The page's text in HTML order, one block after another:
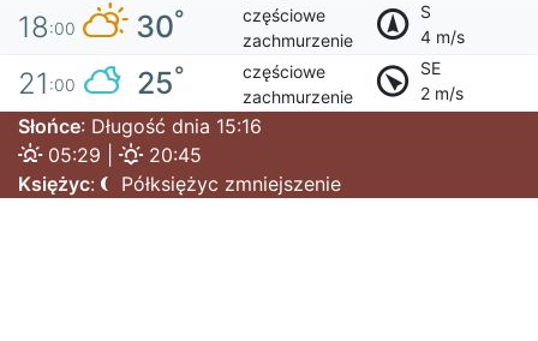
18:00 30°
częściowe
zachmurzenie
S
4 m/s
21 :00 25°
częściowe
zachmurzenie
SE
2 m/s
Słońce: Długość dnia 15:16
05:29 |
20:45
Księżyc: Półksiężyc zmniejszenie